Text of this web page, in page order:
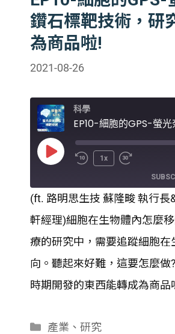
鑽石標靶技術，研
為商品啦!
2021-08-26
科學
Play
1x
RSS FEED
SHARE
LINK
EMBED
(ft. 路明思生技 蘇隆畯 執行長
軒經理)細胞在生物體內怎麼
療的研究中，需要追蹤細胞在
向。聽起來好難，這要怎麼做
時期開發的東西能轉成為商品
分
產業 、 研究